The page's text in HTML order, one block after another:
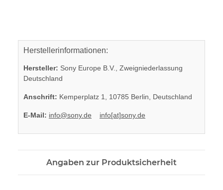
Herstellerinformationen:
Hersteller: Sony Europe B.V., Zweigniederlassung
Deutschland
Anschrift: Kemperplatz 1, 10785 Berlin, Deutschland
E-Mail: info@sony.de info[at]sony.de
Angaben zur Produktsicherheit